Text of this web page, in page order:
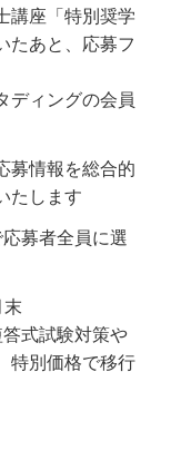
講座「特別奨学
たあと、応募フ
ディングの会員
募情報を総合的
たします
募者全員に選
末
式試験対策や
特別価格で移行